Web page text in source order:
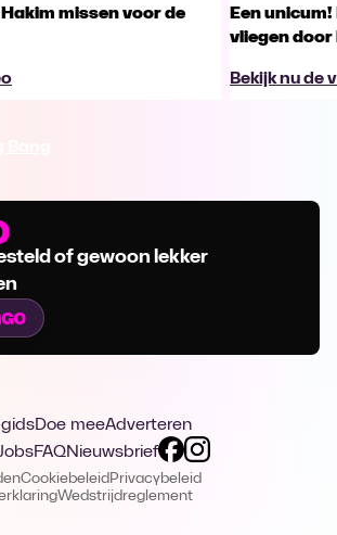
missen voor de
Een
vliegen
Bekijk nu de
of gewoon lekker
gidsDoe meeAdverteren
FAQNieuwsbrief
Cookiebeleid Privacybeleid
Wedstrijdreglement